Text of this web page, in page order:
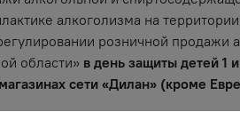
алкоголизма на территории
розничной продажи
области» в день защиты детей 1
сети «Дилан» (кроме
мы можете узнать, позвонив на